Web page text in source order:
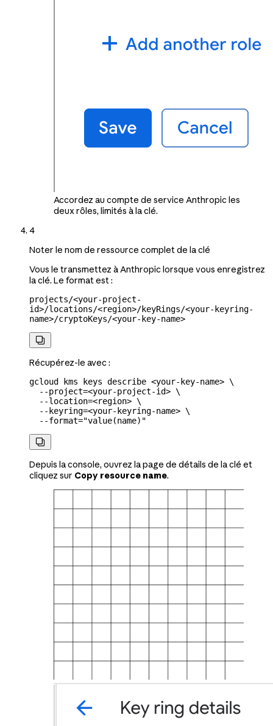
Accordez au compte de service Anthropic les
deux rôles, limités à la clé.
4
Noter le nom de ressource complet de la clé
Vous le transmettez à Anthropic lorsque vous enregistrez
la clé. Le format est :
projects/<your-project-
id>/locations/<region>/keyRings/<your-keyring-
name>/cryptoKeys/<your-key-name>

Récupérez-le avec :
gcloud kms keys describe <your-key-name> \
  --project=
<your-project-id> \
  --location=
<region> \
  --keyring=
<your-keyring-name> \
  --format=
"value(name)"

Depuis la console, ouvrez la page de détails de la clé et
cliquez sur Copy resource name.